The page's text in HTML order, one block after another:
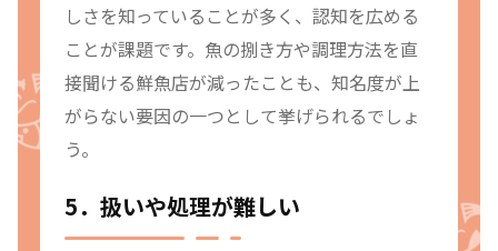
しさを知っていることが多く、認知を広める
ことが課題です。魚の捌き方や調理方法を直
接聞ける鮮魚店が減ったことも、知名度が上
がらない要因の一つとして挙げられるでしょ
う。
5．扱いや処理が難しい